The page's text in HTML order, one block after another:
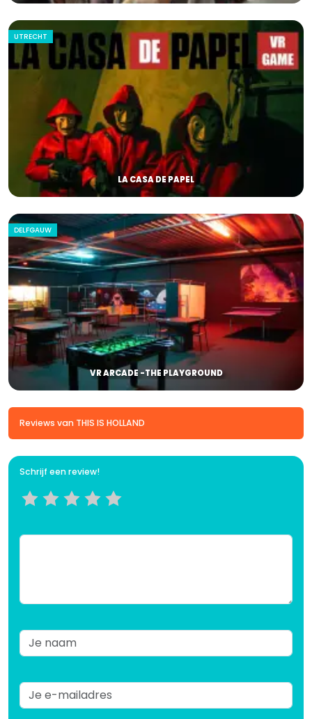
UTRECHT
LA CASA DE PAPEL
DELFGAUW
VR ARCADE -THE PLAYGROUND
Reviews van THIS IS HOLLAND
Schrijf een review!